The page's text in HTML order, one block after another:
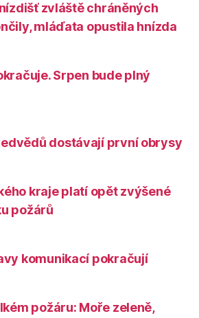
zvláště chráněných
mláďata opustila hnízda
Srpen bude plný
dostávají první obrysy
kraje platí opět zvýšené
požárů
komunikací pokračují
požáru: Moře zeleně,